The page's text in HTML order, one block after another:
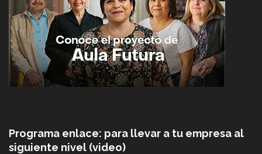
Programa enlace: para llevar a tu empresa al
siguiente nivel (video)